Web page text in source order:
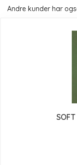
Andre kunder har